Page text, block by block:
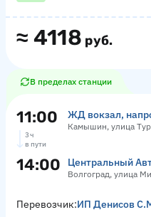
≈ 4118 руб.
В пределах станции
11:00 ЖД вокзал,
Камышин, улица
3 ч
в пути
14:00 Центральный
Волгоград, улица
Перевозчик:ИП Денисов